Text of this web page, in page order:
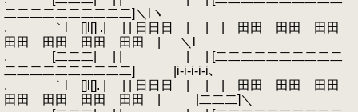
二二二二二二二二二二]＼lヽ
. ｀l []l[] .| | | 日日日 | | | 田田 田田 田田
田田 田田 田田 田田 | ＼l
. [二二二| | | | | [二二二二二二二二二二
二二二二二二二二二二] |i-i-i-i-i､
. ｀l []l[]. | | | 日日日 | | | 田田 田田 田田
田田 田田 田田 田田 | |二二二]＼